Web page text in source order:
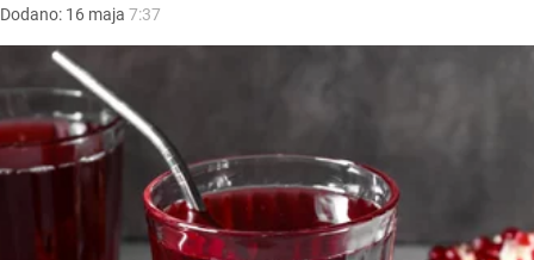
Dodano: 16 maja 7:37